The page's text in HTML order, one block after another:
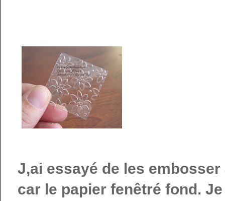
J,ai essayé de les
car le papier fenêtré fond.